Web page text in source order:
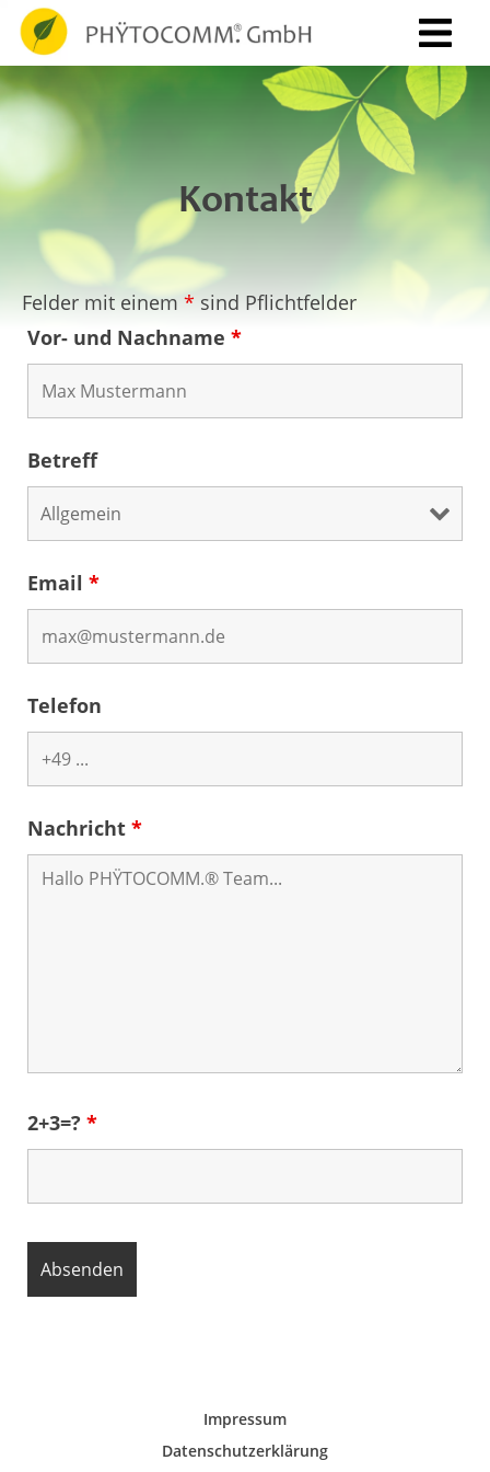
Kontakt
Felder mit einem * sind Pflichtfelder
Vor- und Nachname *
Betreff
Email *
Telefon
Nachricht *
2+3=? *
Impressum
Datenschutzerklärung